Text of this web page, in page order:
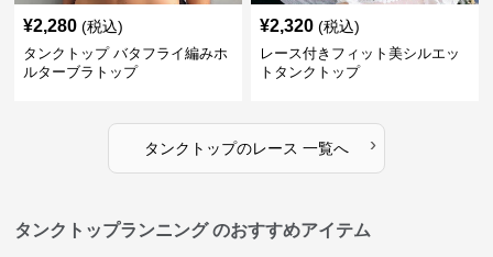
¥2,280 (税込)
タンクトップ バタフライ編みホ
ルターブラトップ
¥2,320 (税込)
レース付きフィット美シルエッ
トタンクトップ
タンクトップのレース 一覧へ ›
タンクトップランニング のおすすめアイテム